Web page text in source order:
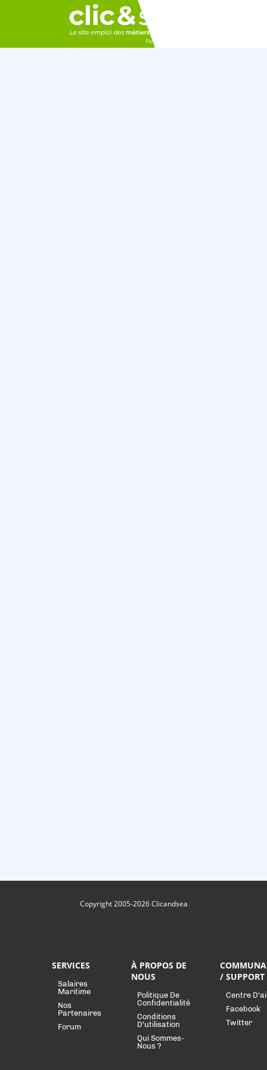
Copyright 2005-2026 Clicandsea
SERVICES
Salaires
Maritime
Nos
Partenaires
Forum
À PROPOS DE
NOUS
Politique De
Confidentialité
Conditions
D'utilisation
Qui Sommes-
Nous ?
/ SUPPORT
Centre
Facebook
Twitter